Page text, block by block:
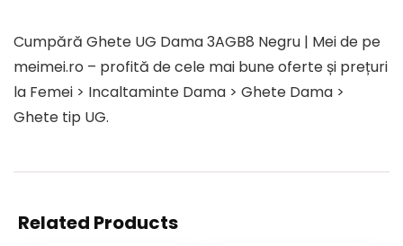
Cumpără Ghete UG Dama 3AGB8 Negru | Mei de pe
meimei.ro – profită de cele mai bune oferte și prețuri
la Femei > Incaltaminte Dama > Ghete Dama >
Ghete tip UG.
Related Products